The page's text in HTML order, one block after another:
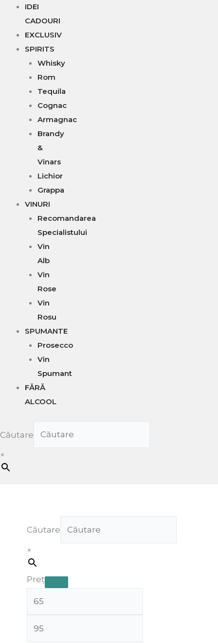
IDEI
CADOURI
EXCLUSIV
SPIRITS
Whisky
Rom
Tequila
Cognac
Armagnac
Brandy
&
Vinars
Lichior
Grappa
VINURI
Recomandarea
Specialistului
Vin
Alb
Vin
Rose
Vin
Rosu
SPUMANTE
Prosecco
Vin
Spumant
FĂRĂ
ALCOOL
Căutare
×
Căutare
×
Preț